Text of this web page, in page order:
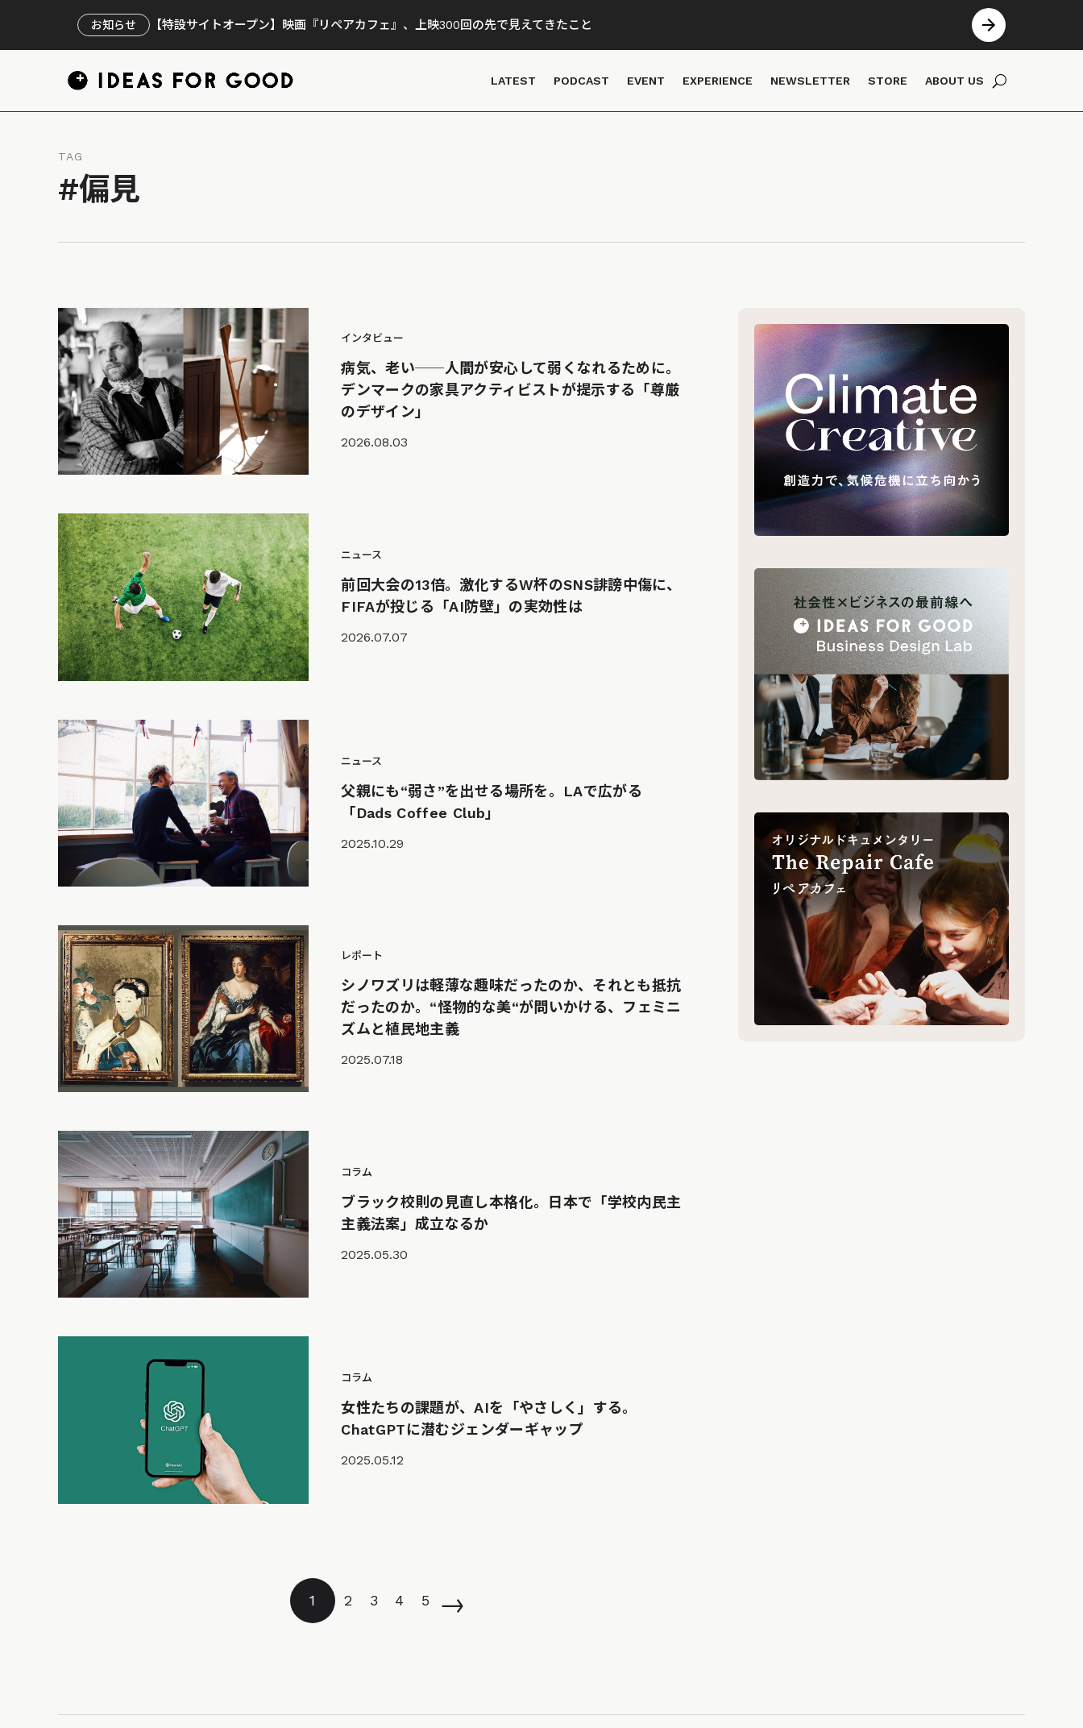
お知らせ 【特設サイトオープン】映画『リペアカフェ』、上映300回の先で見えてきたこと
LATEST PODCAST EVENT EXPERIENCE NEWSLETTER STORE ABOUT US
TAG
#偏見
インタビュー
病気、老い──人間が安心して弱くなれるために。
デンマークの家具アクティビストが提示する「尊厳
のデザイン」
2026.08.03
ニュース
前回大会の13倍。激化するW杯のSNS誹謗中傷に、
FIFAが投じる「AI防壁」の実効性は
2026.07.07
ニュース
父親にも“弱さ”を出せる場所を。LAで広がる
「Dads Coffee Club」
2025.10.29
レポート
シノワズリは軽薄な趣味だったのか、それとも抵抗
だったのか。“怪物的な美“が問いかける、フェミニ
ズムと植民地主義
2025.07.18
コラム
ブラック校則の見直し本格化。日本で「学校内民主
主義法案」成立なるか
2025.05.30
コラム
女性たちの課題が、AIを「やさしく」する。
ChatGPTに潜むジェンダーギャップ
2025.05.12
1 2 3 4 5 →